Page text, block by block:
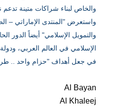
والخاص لبناء شراكات متينة تدعم
واستعرض "المنتدى الإماراتي –
والتمويل الإسلامي" أيضاً الدور
الإسلامي في العالم العربي،
في جعل أهداف "حزام واحد ..
Al Bayan
Al Khaleej